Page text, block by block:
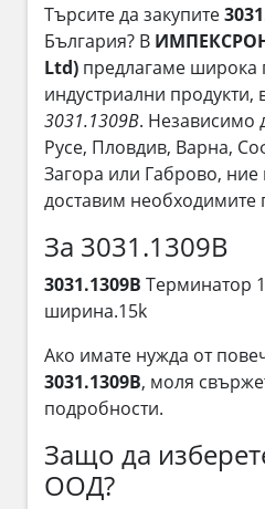
Търсите да закупите
България? В
Ltd) предлагаме широка
индустриални продукти,
3031.1309B. Независимо
Русе, Пловдив, Варна,
Загора или Габрово,
доставим необходимите
За 3031.1309B
3031.1309B Терминатор
ширина.15k
Ако имате нужда от
3031.1309B, моля
подробности.
Защо да
ООД?